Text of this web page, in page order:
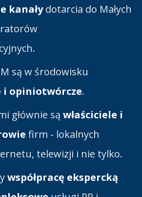
kanałydotarcia do Małych
są w środowisku
i opiniotwórcze.
głównie są właściciele i
firm - lokalnych
telewizji i nie tylko.
współpracę ekspercką